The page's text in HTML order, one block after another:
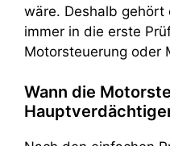
wäre. Deshalb gehört
immer in die erste
Motorsteuerung oder
Wann die